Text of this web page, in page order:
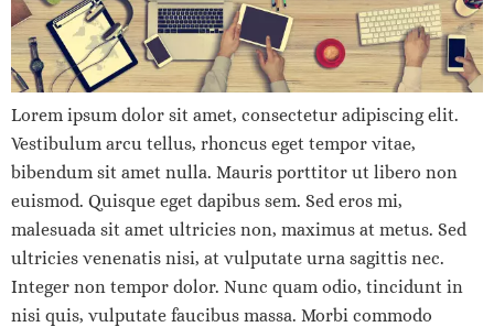
Lorem ipsum dolor sit amet, consectetur adipiscing elit.
Vestibulum arcu tellus, rhoncus eget tempor vitae,
bibendum sit amet nulla. Mauris porttitor ut libero non
euismod. Quisque eget dapibus sem. Sed eros mi,
malesuada sit amet ultricies non, maximus at metus. Sed
ultricies venenatis nisi, at vulputate urna sagittis nec.
Integer non tempor dolor. Nunc quam odio, tincidunt in
nisi quis, vulputate faucibus massa. Morbi commodo